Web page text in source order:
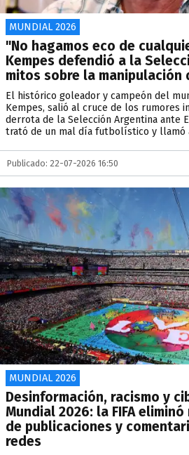
MUNDIAL 2026
"No hagamos eco de
Kempes defendió a la
mitos sobre la manipulación
El histórico goleador y campeón del
Kempes, salió al cruce de los rumores
derrota de la Selección Argentina ante
trató de un mal día futbolístico y llamó
Publicado: 22-07-2026 16:50
MUNDIAL 2026
Desinformación, racismo y
Mundial 2026: la FIFA
de publicaciones y
redes